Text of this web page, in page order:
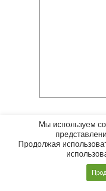
КАРКАСНЫЙ
Позвонить
с 09:00 до 20:00
Мы используем
Продолжая